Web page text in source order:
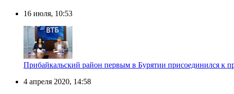
16 июля, 10:53
Прибайкальский район первым в Бурятии присоединился к
4 апреля 2020, 14:58